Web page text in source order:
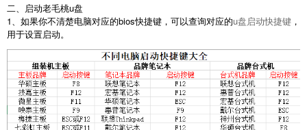
二、启动老毛桃u盘
1、如果你不清楚电脑对应的bios快捷键，可以查询对应的u盘启动快捷键 ，
用于设置启动。